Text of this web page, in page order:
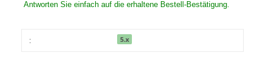
Antworten Sie einfach auf die erhaltene Bestell-Bestätigung.
: 5.x